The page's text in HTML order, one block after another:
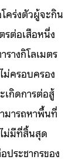
คร่งตัวผู้จะกิน
ต่อเสือหนึ่ง
างกิโลเมตร
ม่ครอบครอง
กิดการต่อสู้
มารถหาพื้นที่
ม่มีที่สิ้นสุด
ระชากรของ